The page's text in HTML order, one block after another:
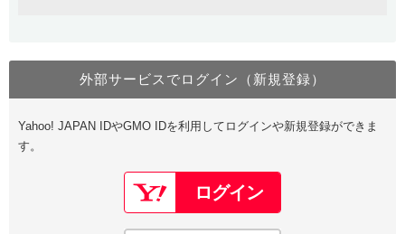
Value Domain Oneにログイン
Google
GMO ID Amazon
Value Domain Oneアカウント作成
以下でも登録可能
Google Yahoo!
外部サービスでログイン（新規登録）
Yahoo! JAPAN IDやGMO IDを利用してログインや新規登録ができま
す。